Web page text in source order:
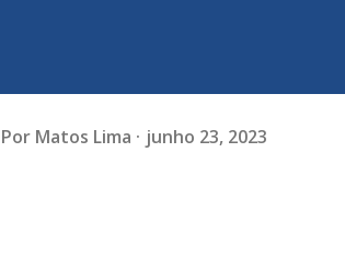
Por Matos Lima junho 23, 2023